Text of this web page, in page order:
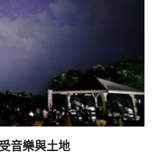
音樂與土地